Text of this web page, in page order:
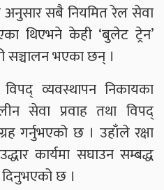
अनुसार सबै नियमित रेल सेवा
थिएभने केही ‘बुलेट ट्रेन’
सञ्चालन भएका छन् ।
व्यवस्थापन निकायका
सेवा प्रवाह तथा विपद्
गर्नुभएको छ । उहाँले रक्षा
कार्यमा सघाउन सम्बद्ध
छ ।